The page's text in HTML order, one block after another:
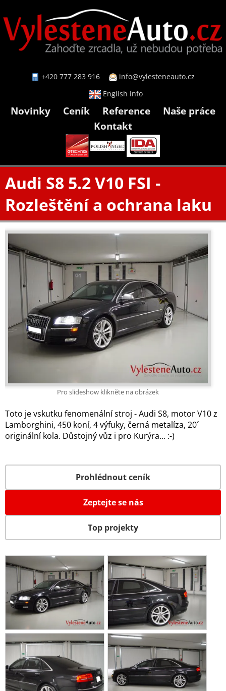
+420 777 283 916
info@vylesteneauto.cz
English info
Novinky Ceník Reference
Naše práce
Kontakt
Audi S8 5.2 V10 FSI -
Rozleštění a ochrana laku
Pro slideshow klikněte na obrázek
Toto je vskutku fenomenální stroj - Audi S8, motor V10 z
Lamborghini, 450 koní, 4 výfuky, černá metalíza, 20´
originální kola. Důstojný vůz i pro Kurýra... :-)
Prohlédnout ceník
Zeptejte se nás
Top projekty